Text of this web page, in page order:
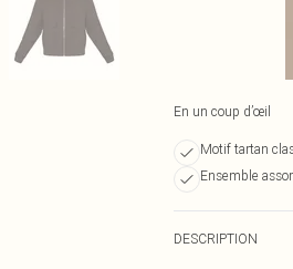
En un coup d’œil
Motif tartan
Ensemble
DESCRIPTION